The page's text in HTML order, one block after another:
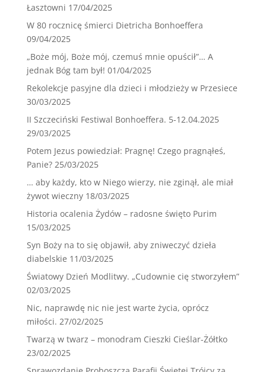
Łasztowni 17/04/2025
W 80 rocznicę śmierci Dietricha Bonhoeffera
09/04/2025
„Boże mój, Boże mój, czemuś mnie opuścił”… A
jednak Bóg tam był! 01/04/2025
Rekolekcje pasyjne dla dzieci i młodzieży w Przesiece
30/03/2025
II Szczeciński Festiwal Bonhoeffera. 5-12.04.2025
29/03/2025
Potem Jezus powiedział: Pragnę! Czego pragnąłeś,
Panie? 25/03/2025
… aby każdy, kto w Niego wierzy, nie zginął, ale miał
żywot wieczny 18/03/2025
Historia ocalenia Żydów – radosne święto Purim
15/03/2025
Syn Boży na to się objawił, aby zniweczyć dzieła
diabelskie 11/03/2025
Światowy Dzień Modlitwy. „Cudownie cię stworzyłem”
02/03/2025
Nic, naprawdę nic nie jest warte życia, oprócz
miłości. 27/02/2025
Twarzą w twarz – monodram Cieszki Cieślar-Żółtko
23/02/2025